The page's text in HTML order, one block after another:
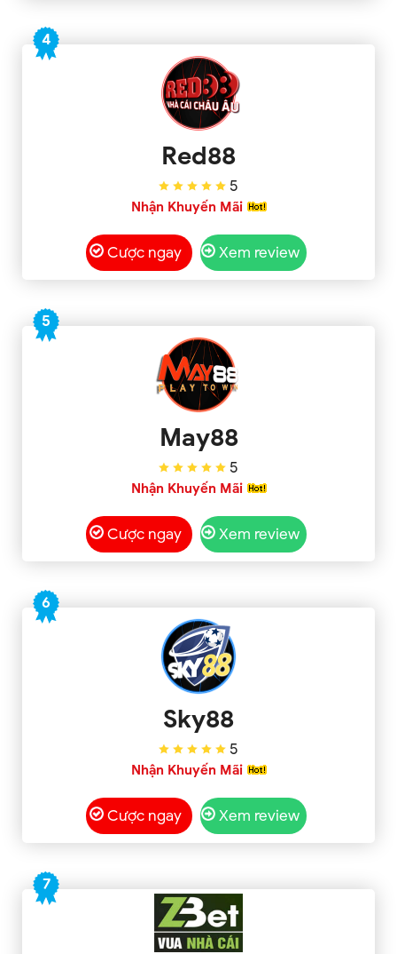
4
Red88
5
Nhận Khuyến Mãi
Cược ngay Xem review
5
May88
5
Nhận Khuyến Mãi
Cược ngay Xem review
6
Sky88
5
Nhận Khuyến Mãi
Cược ngay Xem review
7